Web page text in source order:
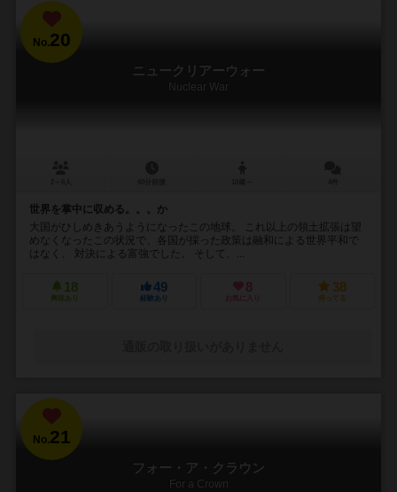
No.20
ニュークリアーウォー
Nuclear War
世界を掌中に収める。。。か
大国がひしめきあうようになったこの地球。 これ以上の領土拡張は望
めなくなったこの状況で、各国が採った政策は融和による世界平和で
はなく、 対決による富強でした。 そして、...
18
興味あり
49
経験あり
8
お気に入り
38
持ってる
No.21
フォー・ア・クラウン
For a Crown